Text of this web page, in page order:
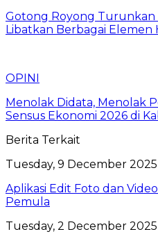
Gotong Royong
Libatkan Berbagai Elemen
OPINI
Menolak Didata, Menolak
Sensus Ekonomi 2026 di
Berita Terkait
Tuesday, 9 December 2025
Aplikasi Edit Foto dan
Pemula
Tuesday, 2 December